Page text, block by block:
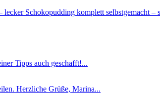
Schokopudding komplett selbstgemacht –
Tipps auch geschafft!...
Herzliche Grüße, Marina...